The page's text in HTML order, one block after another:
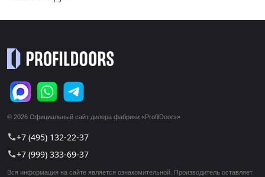
© 2026 Официальный сайт дилера фабрики «ProfilDoors»
call+7 (495) 132-22-37
call+7 (999) 333-69-37
Вся информация на сайте является ознакомительной. Производитель оставляет